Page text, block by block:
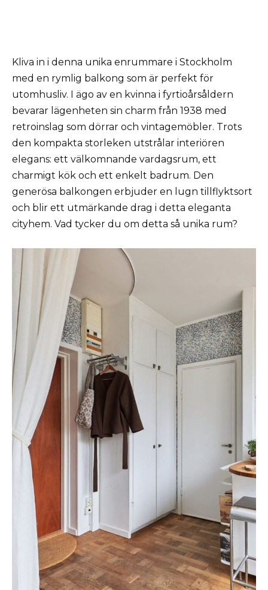
Kliva in i denna unika enrummare i Stockholm
med en rymlig balkong som är perfekt för
utomhusliv. I ägo av en kvinna i fyrtioårsåldern
bevarar lägenheten sin charm från 1938 med
retroinslag som dörrar och vintage­möbler. Trots
den kompakta storleken utstrålar interiören
elegans: ett välkomnande vardagsrum, ett
charmigt kök och ett enkelt badrum. Den
generösa balkongen erbjuder en lugn tillflyktsort
och blir ett utmärkande drag i detta eleganta
cityhem. Vad tycker du om detta så unika rum?